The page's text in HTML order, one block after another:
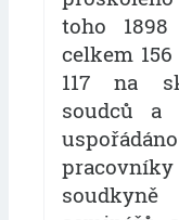
toho
celkem
117 na
soudců a